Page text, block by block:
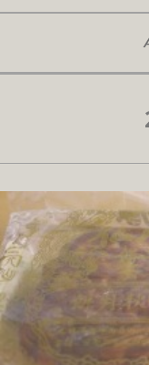
SKIP TO CONTENT